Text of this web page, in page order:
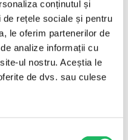
conținutul și
rețele sociale și pentru
le oferim partenerilor de
analize informații cu
ul nostru. Aceștia le
de dvs. sau culese
(PGA)